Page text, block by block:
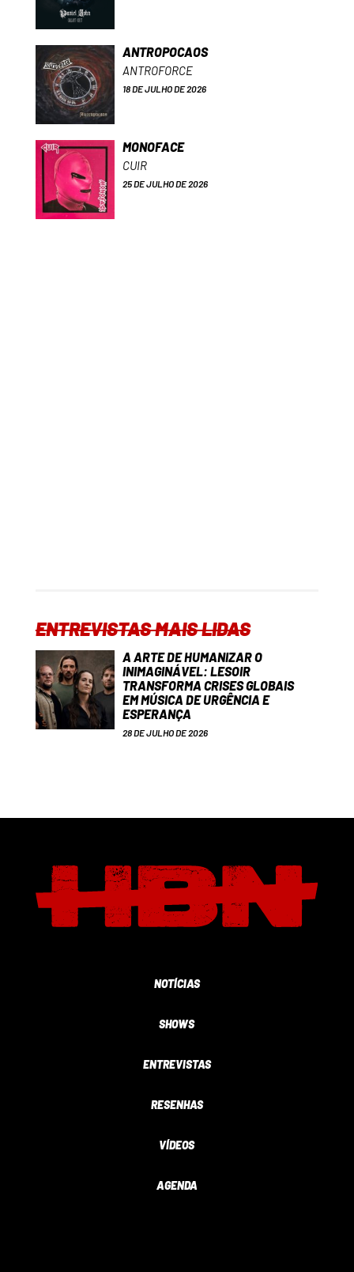
ANTROPOCAOS
ANTROFORCE
18 DE JULHO DE 2026
MONOFACE
CUIR
25 DE JULHO DE 2026
ENTREVISTAS MAIS LIDAS
A ARTE DE HUMANIZAR O
INIMAGINÁVEL: LESOIR
TRANSFORMA CRISES GLOBAIS
EM MÚSICA DE URGÊNCIA E
ESPERANÇA
28 DE JULHO DE 2026
NOTÍCIAS
SHOWS
ENTREVISTAS
RESENHAS
VÍDEOS
AGENDA